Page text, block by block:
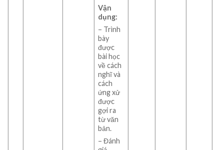
Vận
dụng:
– Trình
bày
được
bài học
về cách
nghĩ và
cách
ứng xử
được
gợi ra
từ văn
bản.
– Đánh